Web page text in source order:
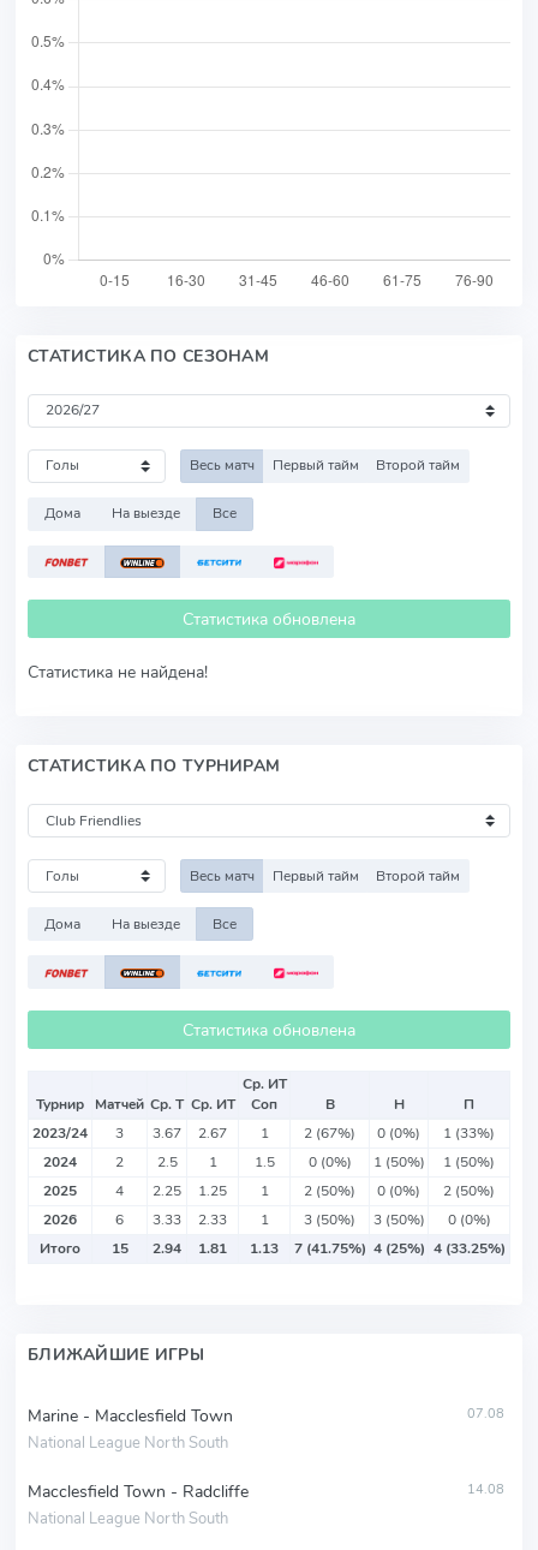
СТАТИСТИКА ПО СЕЗОНАМ
Весь матч Первый тайм Второй тайм
Дома На выезде Все
Статистика обновлена
Статистика не найдена!
СТАТИСТИКА ПО ТУРНИРАМ
Весь матч Первый тайм Второй тайм
Дома На выезде Все
Статистика обновлена
Турнир Матчей Ср. Т Ср. ИТ
Ср. ИТ
Соп
В Н
П
2023/24
3 3.67 2.67 1 2 (67%) 0 (0%)
1 (33%)
2024
2 2.5 1 1.5 0 (0%) 1 (50%)
1 (50%)
2025
4 2.25 1.25 1 2 (50%) 0 (0%)
2 (50%)
2026
6 3.33 2.33 1 3 (50%) 3 (50%)
0 (0%)
Итого
15 2.94 1.81 1.13 7 (41.75%) 4 (25%) 4 (33.25%)
БЛИЖАЙШИЕ ИГРЫ
Marine - Macclesfield Town
National League North South
07.08
Macclesfield Town - Radcliffe
National League North South
14.08